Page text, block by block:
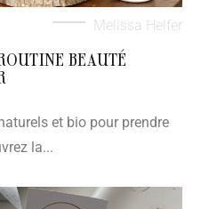
Melissa Helfer
BEAUTÉ
et bio pour prendre
la...